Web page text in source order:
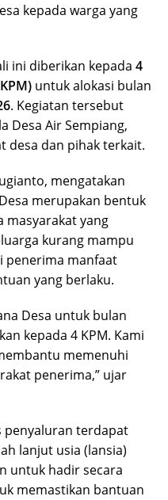
kepada warga yang
ini diberikan kepada 4
untuk alokasi bulan
. Kegiatan tersebut
Desa Air Sempiang,
desa dan pihak terkait.
mengatakan
merupakan bentuk
masyarakat yang
kurang mampu
penerima manfaat
yang berlaku.
Desa untuk bulan
kepada 4 KPM. Kami
memenuhi
penerima,” ujar
penyaluran terdapat
lanjut usia (lansia)
untuk hadir secara
memastikan bantuan